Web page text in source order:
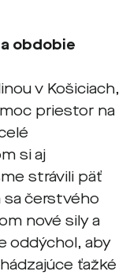
obdobie
v Košiciach,
priestor na
si aj
strávili päť
sa čerstvého
nové sily a
oddýchol, aby
ťažké